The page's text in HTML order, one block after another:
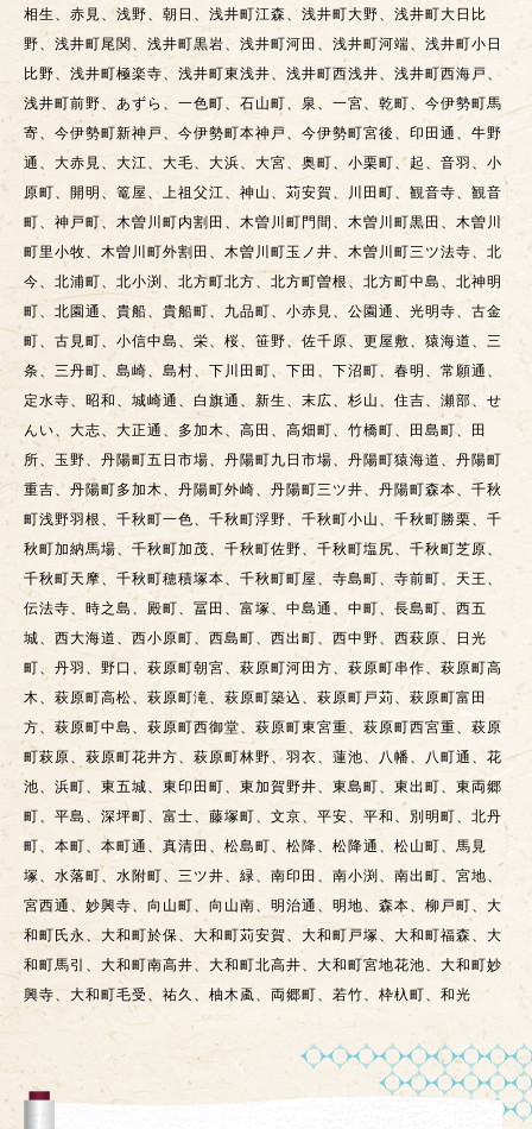
相生、赤見、浅野、朝日、浅井町江森、浅井町大野、浅井町大日比
野、浅井町尾関、浅井町黒岩、浅井町河田、浅井町河端、浅井町小日
比野、浅井町極楽寺、浅井町東浅井、浅井町西浅井、浅井町西海戸、
浅井町前野、あずら、一色町、石山町、泉、一宮、乾町、今伊勢町馬
寄、今伊勢町新神戸、今伊勢町本神戸、今伊勢町宮後、印田通、牛野
通、大赤見、大江、大毛、大浜、大宮、奥町、小栗町、起、音羽、小
原町、開明、篭屋、上祖父江、神山、苅安賀、川田町、観音寺、観音
町、神戸町、木曽川町内割田、木曽川町門間、木曽川町黒田、木曽川
町里小牧、木曽川町外割田、木曽川町玉ノ井、木曽川町三ツ法寺、北
今、北浦町、北小渕、北方町北方、北方町曽根、北方町中島、北神明
町、北園通、貴船、貴船町、九品町、小赤見、公園通、光明寺、古金
町、古見町、小信中島、栄、桜、笹野、佐千原、更屋敷、猿海道、三
条、三丹町、島崎、島村、下川田町、下田、下沼町、春明、常願通、
定水寺、昭和、城崎通、白旗通、新生、末広、杉山、住吉、瀬部、せ
んい、大志、大正通、多加木、高田、高畑町、竹橋町、田島町、田
所、玉野、丹陽町五日市場、丹陽町九日市場、丹陽町猿海道、丹陽町
重吉、丹陽町多加木、丹陽町外崎、丹陽町三ツ井、丹陽町森本、千秋
町浅野羽根、千秋町一色、千秋町浮野、千秋町小山、千秋町勝栗、千
秋町加納馬場、千秋町加茂、千秋町佐野、千秋町塩尻、千秋町芝原、
千秋町天摩、千秋町穂積塚本、千秋町町屋、寺島町、寺前町、天王、
伝法寺、時之島、殿町、冨田、富塚、中島通、中町、長島町、西五
城、西大海道、西小原町、西島町、西出町、西中野、西萩原、日光
町、丹羽、野口、萩原町朝宮、萩原町河田方、萩原町串作、萩原町高
木、萩原町高松、萩原町滝、萩原町築込、萩原町戸苅、萩原町富田
方、萩原町中島、萩原町西御堂、萩原町東宮重、萩原町西宮重、萩原
町萩原、萩原町花井方、萩原町林野、羽衣、蓮池、八幡、八町通、花
池、浜町、東五城、東印田町、東加賀野井、東島町、東出町、東両郷
町、平島、深坪町、富士、藤塚町、文京、平安、平和、別明町、北丹
町、本町、本町通、真清田、松島町、松降、松降通、松山町、馬見
塚、水落町、水附町、三ツ井、緑、南印田、南小渕、南出町、宮地、
宮西通、妙興寺、向山町、向山南、明治通、明地、森本、柳戸町、大
和町氏永、大和町於保、大和町苅安賀、大和町戸塚、大和町福森、大
和町馬引、大和町南高井、大和町北高井、大和町宮地花池、大和町妙
興寺、大和町毛受、祐久、柚木颪、両郷町、若竹、枠杁町、和光